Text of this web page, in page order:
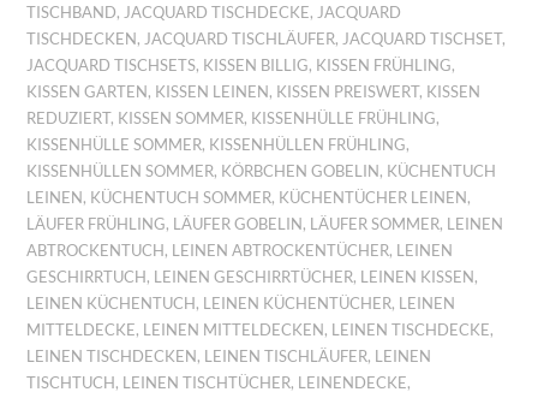
TISCHBAND, JACQUARD TISCHDECKE, JACQUARD
TISCHDECKEN , JACQUARD TISCHLÄUFER, JACQUARD TISCHSET,
JACQUARD TISCHSETS, KISSEN BILLIG, KISSEN FRÜHLING,
KISSEN GARTEN , KISSEN LEINEN , KISSEN PREISWERT, KISSEN
REDUZIERT, KISSEN SOMMER, KISSENHÜLLE FRÜHLING,
KISSENHÜLLE SOMMER, KISSENHÜLLEN FRÜHLING,
KISSENHÜLLEN SOMMER, KÖRBCHEN GOBELIN , KÜCHENTUCH
LEINEN , KÜCHENTUCH SOMMER, KÜCHENTÜCHER LEINEN ,
LÄUFER FRÜHLING, LÄUFER GOBELIN , LÄUFER SOMMER,
LEINEN
ABTROCKENTUCH , LEINEN ABTROCKENTÜCHER,
LEINEN
GESCHIRRTUCH , LEINEN GESCHIRRTÜCHER, LEINEN KISSEN ,
LEINEN KÜCHENTUCH , LEINEN KÜCHENTÜCHER,
LEINEN
MITTELDECKE, LEINEN MITTELDECKEN , LEINEN TISCHDECKE,
LEINEN TISCHDECKEN , LEINEN TISCHLÄUFER,
LEINEN
TISCHTUCH , LEINEN TISCHTÜCHER, LEINENDECKE,